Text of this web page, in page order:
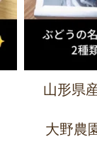
山形県
大野農